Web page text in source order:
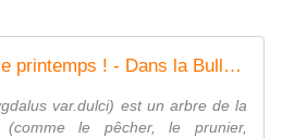
L'amandier annonce le printemps ! - Dans la Bulle de Manou
var.dulci) est un arbre de la
(comme le pêcher, le prunier,